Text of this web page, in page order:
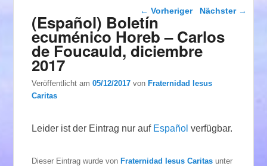
Beitragsnavigation
← Vorheriger Nächster →
(Español) Boletín
ecuménico Horeb – Carlos
de Foucauld, diciembre
2017
Veröffentlicht am05/12/2017 vonFraternidad Iesus
Caritas
Leider ist der Eintrag nur auf Español verfügbar.
Dieser Eintrag wurde vonFraternidad Iesus Caritas unter